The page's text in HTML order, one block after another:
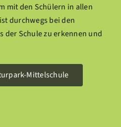
mit den Schülern in allen
durchwegs bei den
der Schule zu erkennen und
Mittelschule